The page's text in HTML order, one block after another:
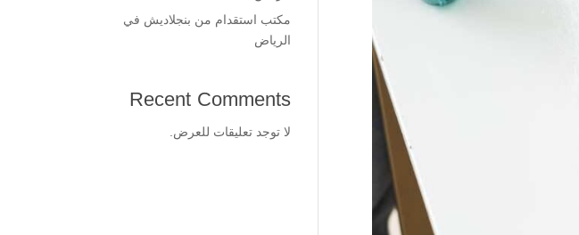
مكتب استقدام من بنجلاديش في
الرياض
Recent Comments
لا توجد تعليقات للعرض.